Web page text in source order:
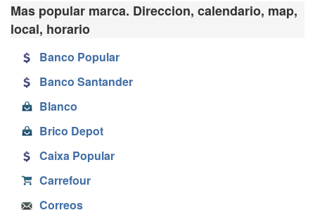
Mas popular marca. Direccion, calendario, map,
local, horario
Banco Popular
Banco Santander
Blanco
Brico Depot
Caixa Popular
Carrefour
Correos